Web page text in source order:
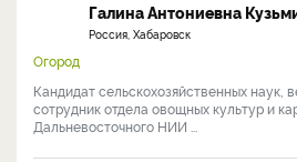
Галина Антониевна
Россия, Хабаровск
Огород
Кандидат сельскохозяйственных наук,
сотрудник отдела овощных культур и
Дальневосточного НИИ ...